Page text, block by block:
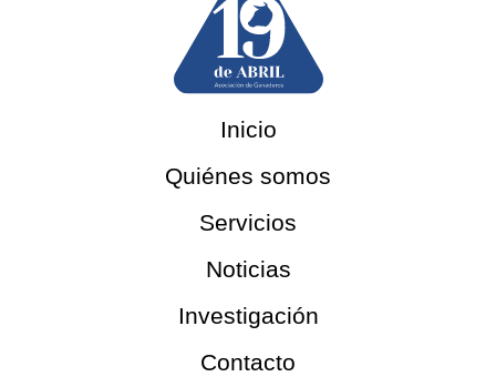
Inicio
Quiénes somos
Servicios
Noticias
Investigación
Contacto